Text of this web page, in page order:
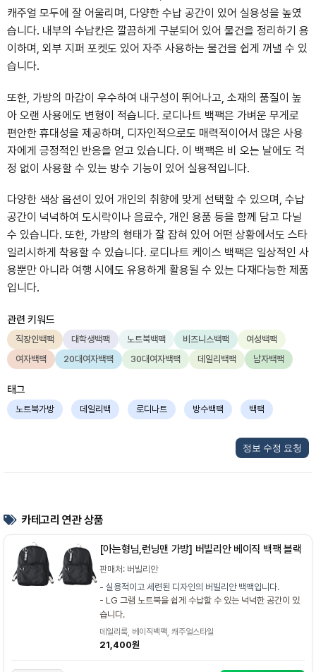
캐주얼 모두에 잘 어울리며, 다양한 수납 공간이 있어 실용성을 높였
습니다. 내부의 수납칸은 깔끔하게 구분되어 있어 물건을 정리하기 용
이하며, 외부 지퍼 포켓도 있어 자주 사용하는 물건을 쉽게 꺼낼 수 있
습니다.
또한, 가방의 마감이 우수하여 내구성이 뛰어나고, 소재의 품질이 높
아 오랜 사용에도 변형이 적습니다. 로디나트 백팩은 가벼운 무게로
편안한 휴대성을 제공하며, 디자인적으로도 매력적이어서 많은 사용
자에게 긍정적인 반응을 얻고 있습니다. 이 백팩은 비 오는 날에도 걱
정 없이 사용할 수 있는 방수 기능이 있어 실용적입니다.
다양한 색상 옵션이 있어 개인의 취향에 맞게 선택할 수 있으며, 수납
공간이 넉넉하여 도시락이나 음료수, 개인 용품 등을 함께 담고 다닐
수 있습니다. 또한, 가방의 형태가 잘 잡혀 있어 어떤 상황에서도 스타
일리시하게 착용할 수 있습니다. 로디나트 케이스 백팩은 일상적인 사
용뿐만 아니라 여행 시에도 유용하게 활용될 수 있는 다재다능한 제품
입니다.
관련 키워드
직장인백팩 대학생백팩 노트북백팩 비즈니스백팩
여성백팩
여자백팩
20대여자백팩 30대여자백팩 데일리백팩 남자백팩
태그
노트북가방 데일리백 로디나트 방수백팩 백팩
정보 수정 요청
카테고리 연관 상품
[아는형님,런닝맨 가방] 버빌리안 베이직 백팩 블랙
판매처: 버빌리안
- 실용적이고 세련된 디자인의 버빌리안 백팩입니다.
- LG 그램 노트북을 쉽게 수납할 수 있는 넉넉한 공간이 있
습니다.
데일리룩, 베이직백팩, 캐주얼스타일
21,400원